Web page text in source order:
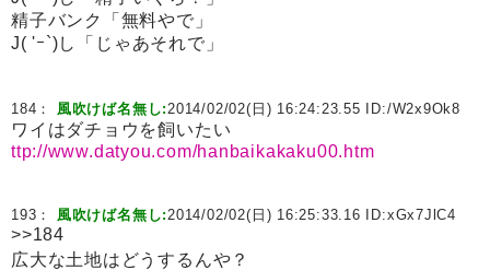
精子バンク「無料やで」
J( 'ｰ`)し「じゃあそれで」
184： 風吹けば名無し:2014/02/02(日) 16:24:23.55 ID:/W2x9Ok8
ワイはダチョウを飼いたい
ttp://www.datyou.com/hanbaikakaku00.htm
193： 風吹けば名無し:2014/02/02(日) 16:25:33.16 ID:xGx7JlC4
>>184
広大な土地はどうするんや？